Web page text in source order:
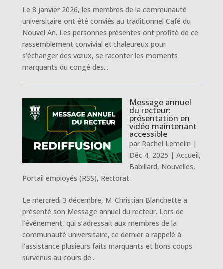
Le 8 janvier 2026, les membres de la communauté
universitaire ont été conviés au traditionnel Café du
Nouvel An. Les personnes présentes ont profité de ce
rassemblement convivial et chaleureux pour
s’échanger des vœux, se raconter les moments
marquants du congé des...
Message annuel
du recteur:
présentation en
vidéo maintenant
accessible
par Rachel Lemelin |
Déc 4, 2025 | Accueil,
Babillard, Nouvelles,
Portail employés (RSS), Rectorat
Le mercredi 3 décembre, M. Christian Blanchette a
présenté son Message annuel du recteur. Lors de
l’événement, qui s’adressait aux membres de la
communauté universitaire, ce dernier a rappelé à
l’assistance plusieurs faits marquants et bons coups
survenus au cours de...